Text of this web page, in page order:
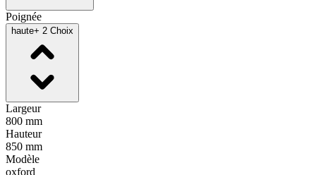
Poignée
haute+ 2 Choix
Largeur
800 mm
Hauteur
850 mm
Modèle
oxford